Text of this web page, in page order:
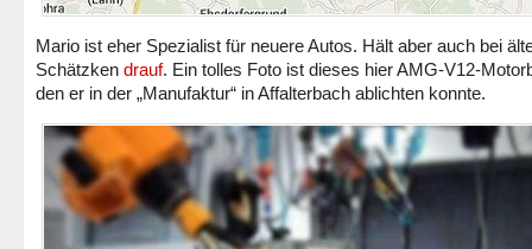
Mario ist eher Spezialist für neuere Autos. Hält aber auch bei
Schätzken drauf. Ein tolles Foto ist dieses hier AMG-V12-
den er in der „Manufaktur“ in Affalterbach ablichten konnte.